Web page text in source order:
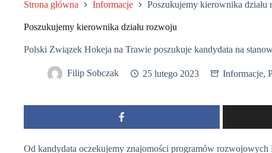
Strona główna Informacje Poszukujemy kierownika działu
Poszukujemy kierownika działu rozwoju
Polski Związek Hokeja na Trawie poszukuje kandydata na
Filip Sobczak 25 lutego 2023 Informacje,
Od kandydata oczekujemy znajomości programów